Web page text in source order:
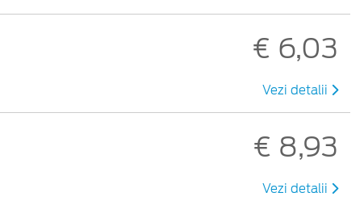
€ 6,03
Vezi detalii
€ 8,93
Vezi detalii